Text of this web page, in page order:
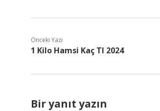
Önceki Yazı
1 Kilo Hamsi Kaç Tl 2024
Bir yanıt yazın